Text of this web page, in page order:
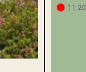
11:20